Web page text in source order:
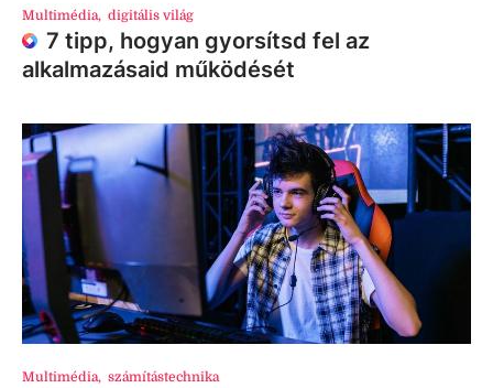
Multimédia, digitális világ
7 tipp, hogyan gyorsítsd fel az
alkalmazásaid működését
Multimédia, számítástechnika